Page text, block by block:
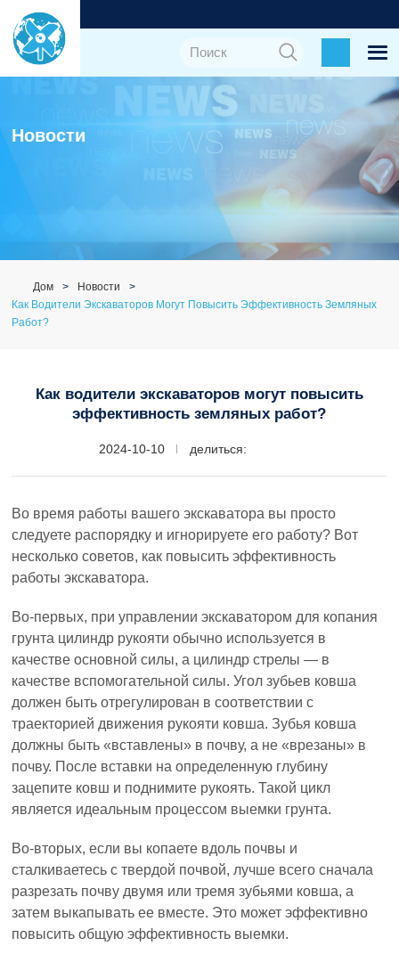
Новости
Дом
Новости
Как Водители Экскаваторов Могут Повысить Эффективность Земляных
Работ?
Как водители экскаваторов могут повысить
эффективность земляных работ?
2024-10-10 делиться:
Во время работы вашего экскаватора вы просто
следуете распорядку и игнорируете его работу? Вот
несколько советов, как повысить эффективность
работы экскаватора.
Во-первых, при управлении экскаватором для копания
грунта цилиндр рукояти обычно используется в
качестве основной силы, а цилиндр стрелы — в
качестве вспомогательной силы. Угол зубьев ковша
должен быть отрегулирован в соответствии с
траекторией движения рукояти ковша. Зубья ковша
должны быть «вставлены» в почву, а не «врезаны» в
почву. После вставки на определенную глубину
зацепите ковш и поднимите рукоять. Такой цикл
является идеальным процессом выемки грунта.
Во-вторых, если вы копаете вдоль почвы и
сталкиваетесь с твердой почвой, лучше всего сначала
разрезать почву двумя или тремя зубьями ковша, а
затем выкапывать ее вместе. Это может эффективно
повысить общую эффективность выемки.